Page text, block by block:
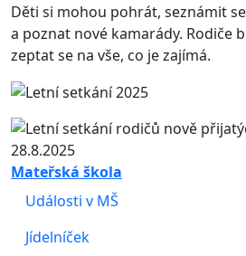
Děti si mohou pohrát, seznámit
a poznat nové kamarády. Rodiče
zeptat se na vše, co je zajímá.
Mateřská škola
Události v MŠ
Jídelníček